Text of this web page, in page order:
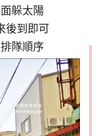
躲太陽
後到即可
隊順序